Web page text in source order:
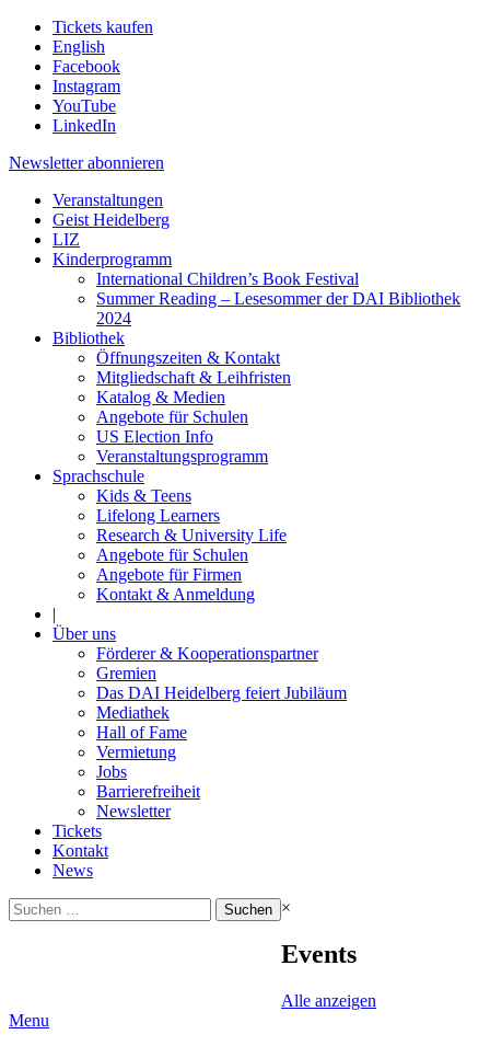
Tickets kaufen
English
Facebook
Instagram
YouTube
LinkedIn
Newsletter abonnieren
Veranstaltungen
Geist Heidelberg
LIZ
Kinderprogramm
International Children’s Book Festival
Summer Reading – Lesesommer der DAI Bibliothek
2024
Bibliothek
Öffnungszeiten & Kontakt
Mitgliedschaft & Leihfristen
Katalog & Medien
Angebote für Schulen
US Election Info
Veranstaltungsprogramm
Sprachschule
Kids & Teens
Lifelong Learners
Research & University Life
Angebote für Schulen
Angebote für Firmen
Kontakt & Anmeldung
|
Über uns
Förderer & Kooperationspartner
Gremien
Das DAI Heidelberg feiert Jubiläum
Mediathek
Hall of Fame
Vermietung
Jobs
Barrierefreiheit
Newsletter
Tickets
Kontakt
News
Suchen
nach:
×
Events
Alle anzeigen
Menu